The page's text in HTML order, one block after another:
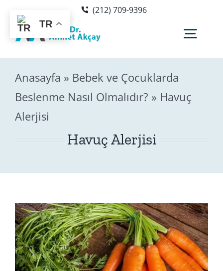
content
(212) 709-9396
Hakkımda
Blog
İletişim
Online İşlemler
Anasayfa » Bebek ve Çocuklarda
Beslenme Nasıl Olmalıdır? » Havuç
Alerjisi
Havuç Alerjisi
TR